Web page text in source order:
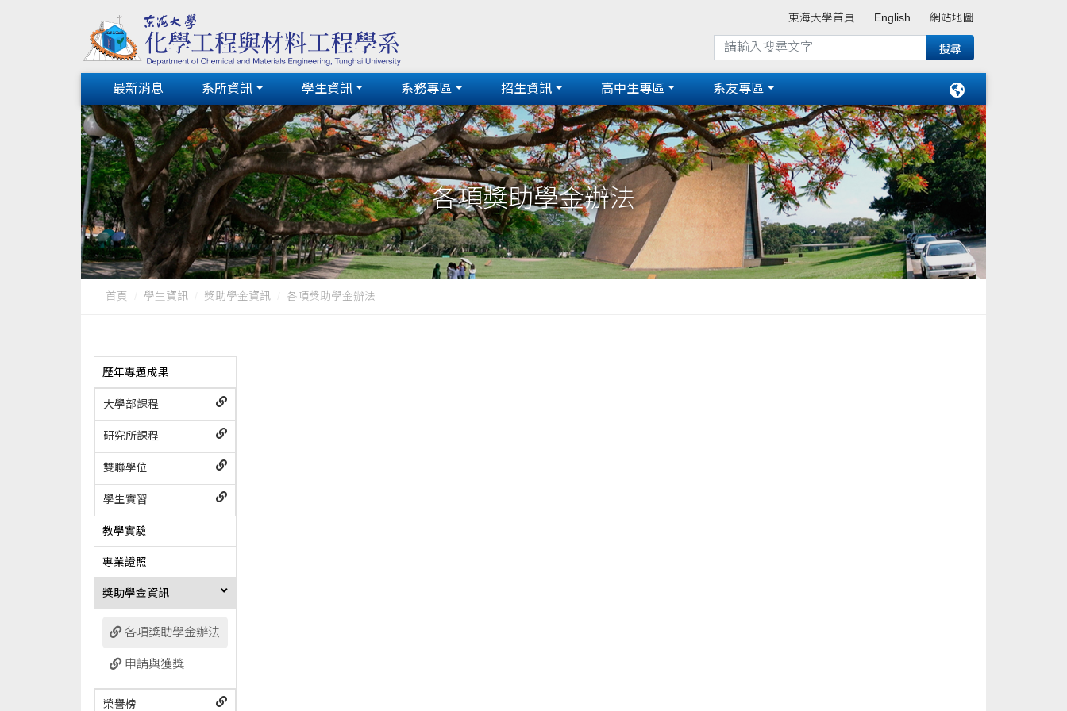
東海大學首頁 English 網站地圖
最新消息 系所資訊 學生資訊 系務專區 招生資訊 高中生專區 系友專區
各項獎助學金辦法
首頁 學生資訊 獎助學金資訊 各項獎助學金辦法
歷年專題成果
大學部課程
研究所課程
雙聯學位
學生實習
教學實驗
專業證照
獎助學金資訊
各項獎助學金辦法
申請與獲獎
榮譽榜